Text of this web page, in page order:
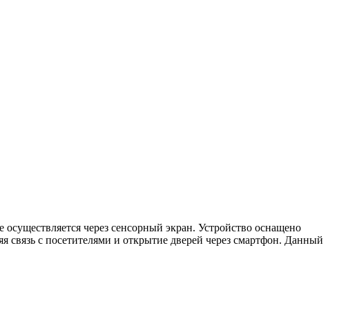
через сенсорный экран. Устройство оснащено
с посетителями и открытие дверей через смартфон. Данный